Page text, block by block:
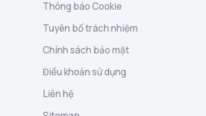
Thông báo Cookie
Tuyên bố trách nhiệm
Chính sách bảo mật
Điều khoản sử dụng
Liên hệ